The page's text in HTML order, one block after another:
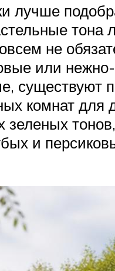
лучше
тона
не
или нежно-
существуют
комнат для
зеленых
и